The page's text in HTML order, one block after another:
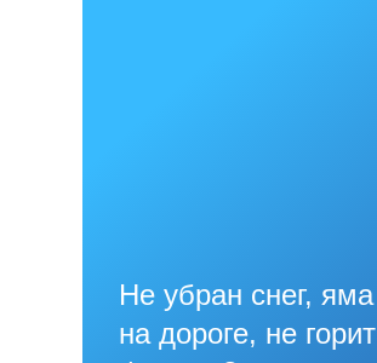
Не убран снег, яма
на дороге, не горит